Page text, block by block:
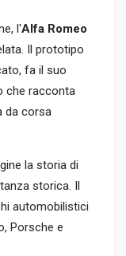
l'Alfa Romeo
Il prototipo
fa il suo
che racconta
da corsa
la storia di
storica. Il
automobilistici
Porsche e